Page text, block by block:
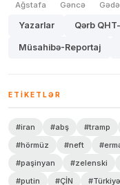
Ağstafa Gəncə
Yazarlar Qərb
Müsahibə-Reportaj
ETIKETLƏR
#iran #abş #tramp
#hörmüz
#neft
#paşinyan
#zelenski
#putin
#ÇİN #Türkiyə